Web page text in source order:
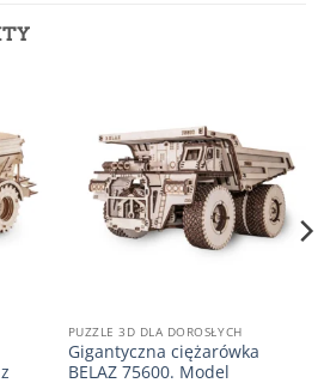
PUZZLE 3D DLA DOROSŁYCH
Gigantyczna ciężarówka
BELAZ 75600. Model